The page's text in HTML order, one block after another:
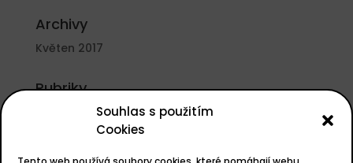
Souhlas s použitím
Cookies
Archivy
Květen 2017
Rubriky
Nezařazené
Základní informace